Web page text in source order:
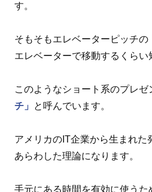
す。
そもそもエレベーターピッチの
エレベーターで移動するくらい
このようなショート系のプレゼ
チ」
と呼んでいます。
アメリカのIT企業から生まれた
あらわした理論になります。
手元にある時間を有効に使うた